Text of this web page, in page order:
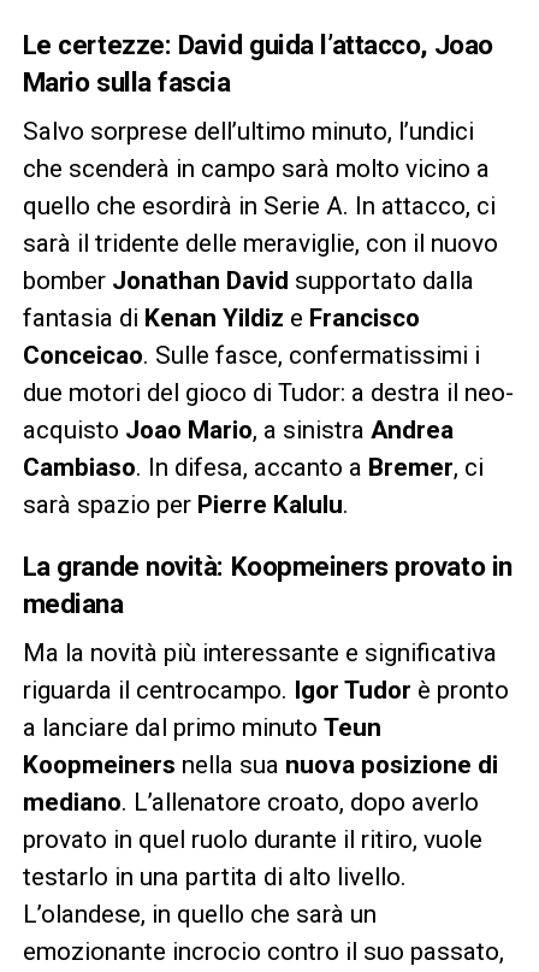
Le certezze: David guida l’attacco, Joao
Mario sulla fascia
Salvo sorprese dell’ultimo minuto, l’undici
che scenderà in campo sarà molto vicino a
quello che esordirà in Serie A. In attacco, ci
sarà il tridente delle meraviglie, con il nuovo
bomber Jonathan David supportato dalla
fantasia di Kenan Yildiz e Francisco
Conceicao. Sulle fasce, confermatissimi i
due motori del gioco di Tudor: a destra il neo-
acquisto Joao Mario, a sinistra Andrea
Cambiaso. In difesa, accanto a Bremer, ci
sarà spazio per Pierre Kalulu.
La grande novità: Koopmeiners provato in
mediana
Ma la novità più interessante e significativa
riguarda il centrocampo. Igor Tudor è pronto
a lanciare dal primo minuto Teun
Koopmeiners nella sua nuova posizione di
mediano. L’allenatore croato, dopo averlo
provato in quel ruolo durante il ritiro, vuole
testarlo in una partita di alto livello.
L’olandese, in quello che sarà un
emozionante incrocio contro il suo passato,